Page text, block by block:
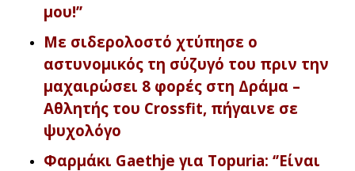
μου!’’
Με σιδερολοστό χτύπησε ο
αστυνομικός τη σύζυγό του πριν την
μαχαιρώσει 8 φορές στη Δράμα –
Αθλητής του Crossfit, πήγαινε σε
ψυχολόγο
Φαρμάκι Gaethje για Topuria: ‘’Είναι